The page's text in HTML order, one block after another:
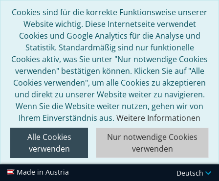
Cookies sind für die korrekte Funktionsweise unserer
Website wichtig. Diese Internetseite verwendet
Cookies und Google Analytics für die Analyse und
Statistik. Standardmäßig sind nur funktionelle
Cookies aktiv, was Sie unter "Nur notwendige Cookies
verwenden" bestätigen können. Klicken Sie auf "Alle
Cookies verwenden", um alle Cookies zu akzeptieren
und direkt zu unserer Website weiter zu navigieren.
Wenn Sie die Website weiter nutzen, gehen wir von
Ihrem Einverständnis aus. Weitere Informationen
Alle Cookies
verwenden
Nur notwendige Cookies
verwenden
Made in Austria Deutsch